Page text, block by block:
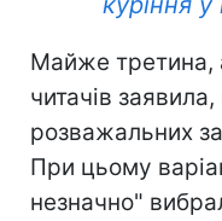
Майже третина,
читачів
розважальних
При цьому
незначно"